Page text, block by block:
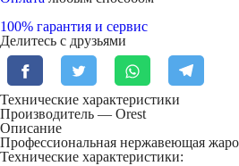
100% гарантия и сервис
Делитесь с друзьями
Технические характеристики
Производитель — Orest
Описание
Профессиональная нержавеющая
Технические характеристики: